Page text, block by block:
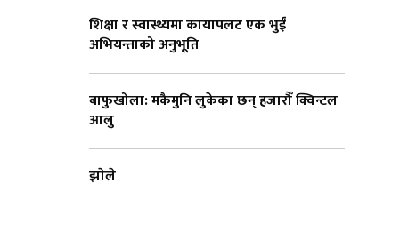
शिक्षा र स्वास्थ्यमा कायापलट एक भुईँ
अभियन्ताको अनुभूति
बाफुखोला: मकैमुनि लुकेका छन् हजारौँ क्विन्टल
आलु
झाेले